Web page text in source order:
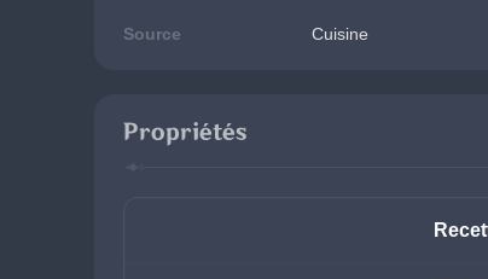
Source Cuisine
Propriétés